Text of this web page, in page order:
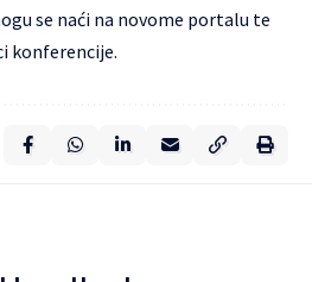
se naći na novome portalu te
konferencije.